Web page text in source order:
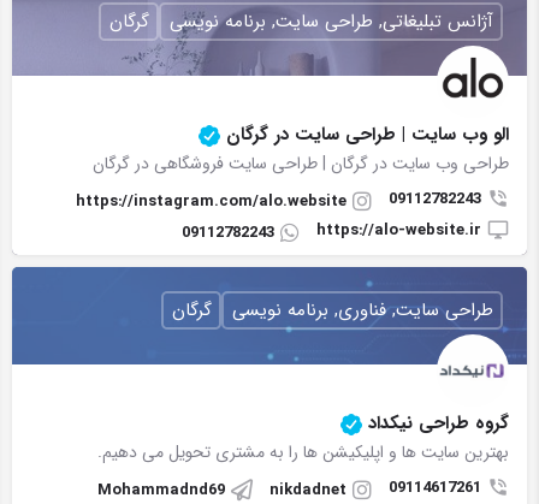
الو وب سایت | طراحی سایت در گرگان
طراحی وب سایت در گرگان | طراحی سایت فروشگاهی در گرگان
09112782243
https://instagram.com/alo.website
https://alo-website.ir
09112782243
آژانس تبلیغاتی, طراحی سایت, برنامه نویسی گرگان
گروه طراحی نیکداد
بهترین سایت ها و اپلیکیشن ها را به مشتری تحویل می دهیم.
09114617261
nikdadnet
Mohammadnd69
طراحی سایت, فناوری, برنامه نویسی گرگان